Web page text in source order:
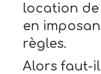
location de
en
règles.
Alors faut-